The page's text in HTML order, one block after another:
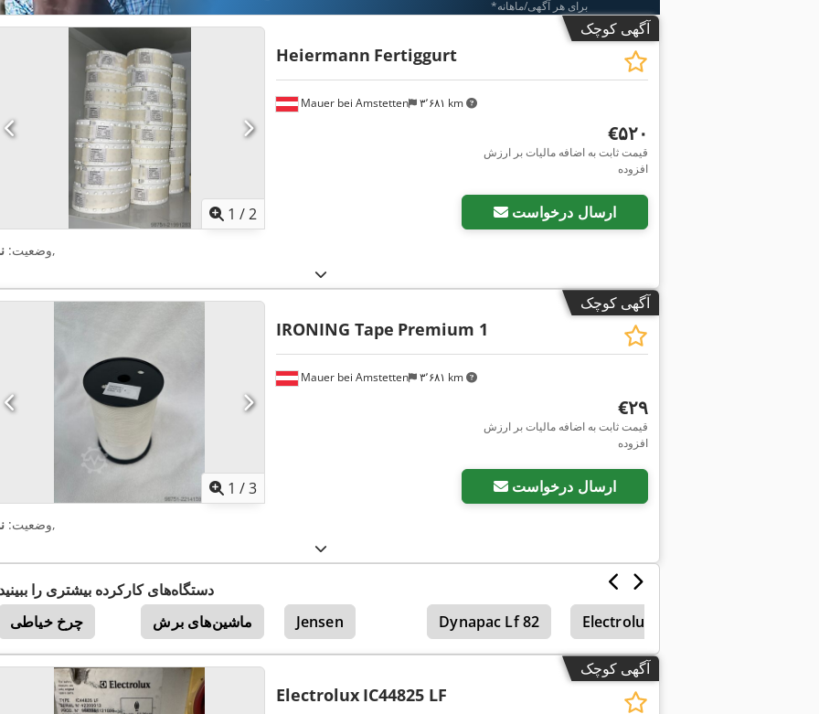
*برای هر آگهی/ماهانه
آگهی کوچک
درخواست تصاویر بیشتر
1 /2
Mauer bei Amstetten ۳٬۶۸۱ km
Heiermann Fertiggurt
‎€۵۲۰
قیمت ثابت به اضافه مالیات بر ارزش
افزوده
ارسال درخواست
وضعیت:,
آگهی کوچک
1 /3
Mauer bei Amstetten ۳٬۶۸۱ km
IRONING Tape Premium 1
‎€۲۹
قیمت ثابت به اضافه مالیات بر ارزش
افزوده
ارسال درخواست
وضعیت:,
دستگاه‌های کارکرده بیشتری را
چرخ خیاطی
ماشین‌های برش Jensen Dynapac Lf 82 Electrolux
آگهی کوچک
Electrolux IC44825 LF